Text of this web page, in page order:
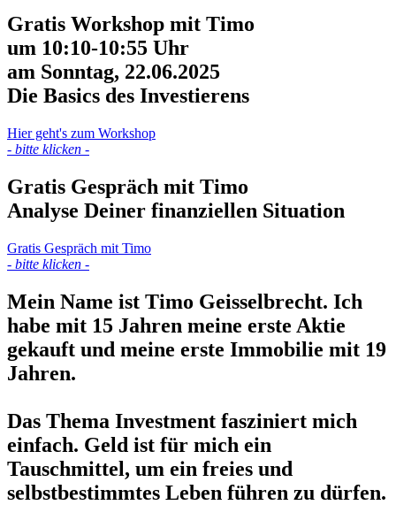
Gratis Workshop mit Timo
um 10:10-10:55 Uhr
am Sonntag, 22.06.2025
Die Basics des Investierens
Hier geht's zum Workshop
- bitte klicken -
Gratis Gespräch mit Timo
Analyse Deiner finanziellen Situation
Gratis Gespräch mit Timo
- bitte klicken -
Mein Name ist Timo Geisselbrecht. Ich
habe mit 15 Jahren meine erste Aktie
gekauft und meine erste Immobilie mit 19
Jahren.
Das Thema Investment fasziniert mich
einfach. Geld ist für mich ein
Tauschmittel, um ein freies und
selbstbestimmtes Leben führen zu dürfen.